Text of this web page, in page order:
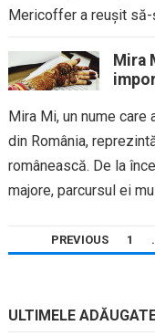
Mericoffer a reușit
Mira
Mira Mi, un nume
din România,
românească. De la
majore, parcursul ei
PAGINAȚIE
ARTICOLE
PREVIOUS 1
ULTIMELE